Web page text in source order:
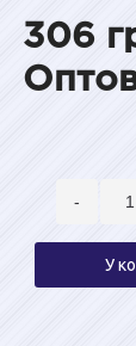
306
-
У